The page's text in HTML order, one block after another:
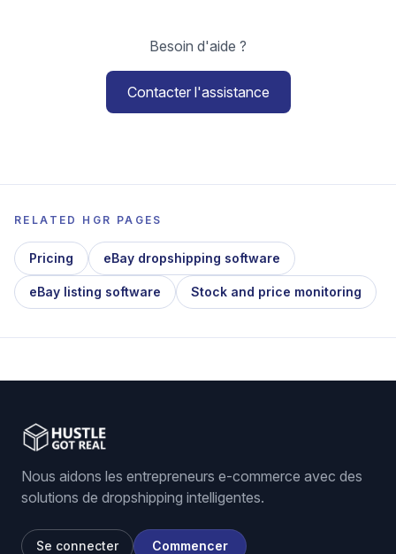
Besoin d'aide ?
Contacter l'assistance
RELATED HGR PAGES
Pricing eBay dropshipping software
eBay listing software Stock and price monitoring
Nous aidons les entrepreneurs e-commerce avec des
solutions de dropshipping intelligentes.
Se connecter Commencer